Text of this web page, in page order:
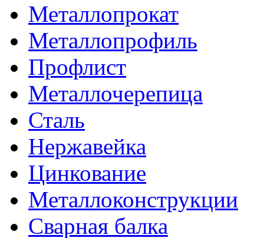
Металлопрокат
Металлопрофиль
Профлист
Металлочерепица
Сталь
Нержавейка
Цинкование
Металлоконструкции
Сварная балка